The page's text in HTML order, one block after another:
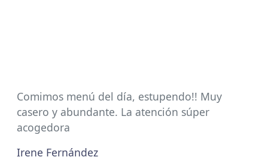
Comimos menú del día, estupendo!! Muy
casero y abundante. La atención súper
acogedora
Irene Fernández